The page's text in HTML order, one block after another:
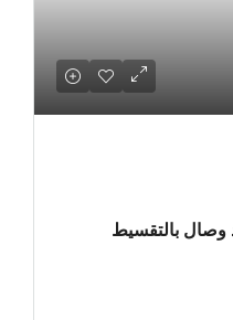
وصال بالتقسيط